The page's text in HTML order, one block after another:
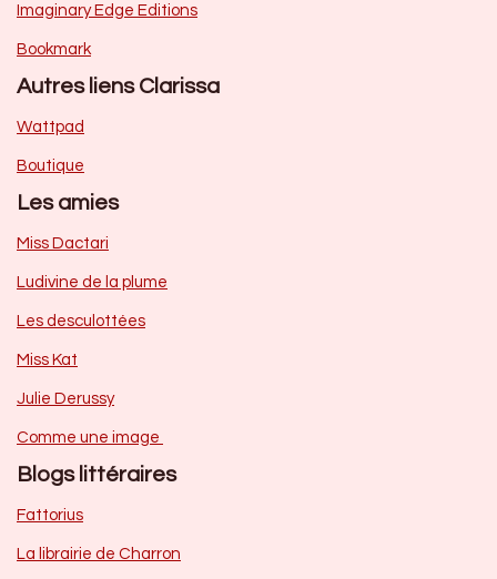
Imaginary Edge Editions
Bookmark
Autres liens Clarissa
Wattpad
Boutique
Les amies
Miss Dactari
Ludivine de la plume
Les desculottées
Miss Kat
Julie Derussy
Comme une image
Blogs littéraires
Fattorius
La librairie de Charron